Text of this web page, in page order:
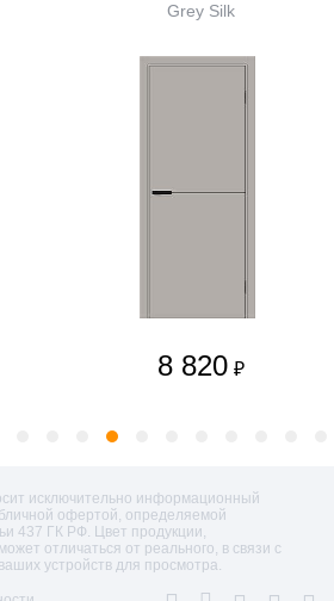
Grey Silk
8 820 ₽
исключительно информационный
офертой, определяемой
437 ГК РФ. Цвет продукции,
отличаться от реального, в связи с
устройств для просмотра.